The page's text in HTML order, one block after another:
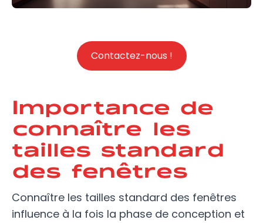
Contactez-nous !
Importance de
connaître les
tailles standard
des fenêtres
Connaître les tailles standard des fenêtres
influence à la fois la phase de conception et